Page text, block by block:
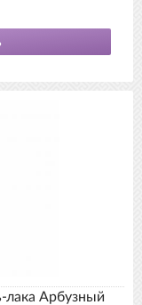
лака Арбузный